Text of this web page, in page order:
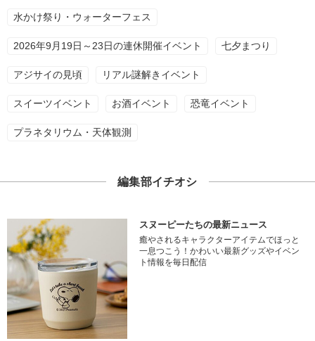
水かけ祭り・ウォーターフェス
2026年9月19日～23日の連休開催イベント 七夕まつり
アジサイの見頃 リアル謎解きイベント
スイーツイベント お酒イベント 恐竜イベント
プラネタリウム・天体観測
編集部イチオシ
スヌーピーたちの最新ニュース
癒やされるキャラクターアイテムでほっと
一息つこう！かわいい最新グッズやイベン
ト情報を毎日配信